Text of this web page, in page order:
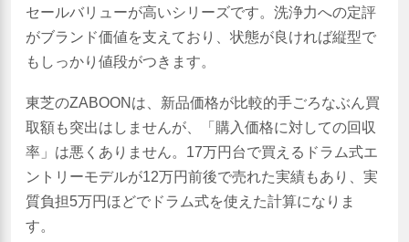
セールバリューが高いシリーズです。洗浄力への定評
がブランド価値を支えており、状態が良ければ縦型で
もしっかり値段がつきます。
東芝のZABOONは、新品価格が比較的手ごろなぶん買
取額も突出はしませんが、「購入価格に対しての回収
率」は悪くありません。17万円台で買えるドラム式エ
ントリーモデルが12万円前後で売れた実績もあり、実
質負担5万円ほどでドラム式を使えた計算になりま
す。